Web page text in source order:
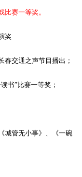
比赛一等奖。
奖
春交通之声节目播出；
书”比赛一等奖；
城管无小事》、《一碗